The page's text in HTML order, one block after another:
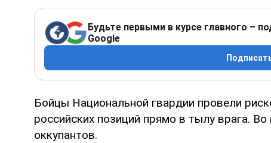
Будьте первыми в курсе главного –
Google
Бойцы Национальной гвардии провели
российских позиций прямо в тылу врага.
оккупантов.